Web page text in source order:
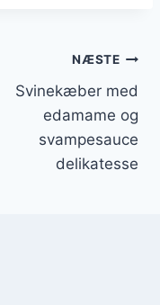
NÆSTE
Svinekæber med
edamame og
svampesauce
delikatesse